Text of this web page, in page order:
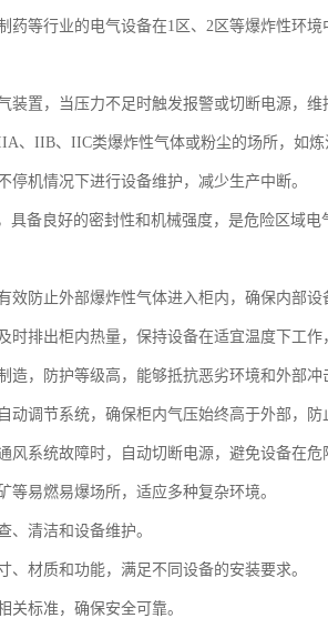
药等行业的电气设备在1区、2区等爆炸性环
装置，当压力不足时触发报警或切断电源，维
、IIB、IIC类爆炸性气体或粉尘的场所，如
机情况下进行设备维护，减少生产中断。
具备良好的密封性和机械强度，是危险区域电
效防止外部爆炸性气体进入柜内，确保内部设
时排出柜内热量，保持设备在适宜温度下工作
造，防护等级高，能够抵抗恶劣环境和外部冲
动调节系统，确保柜内气压始终高于外部，
风系统故障时，自动切断电源，避免设备在危
易燃易爆场所，适应多种复杂环境。
、清洁和设备维护。
材质和功能，满足不同设备的安装要求。
关标准，确保安全可靠。